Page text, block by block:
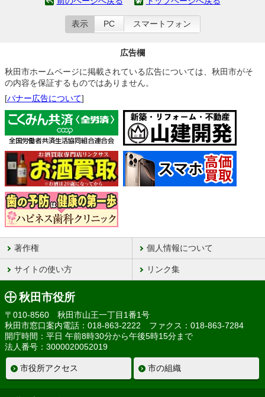
表示 PC スマートフォン
広告欄
秋田市ホームページに掲載されている広告については、秋田市がそ
の内容を保証するものではありません。
[バナー広告について]
著作権 個人情報について
サイトの使い方 リンク集
秋田市役所
〒010-8560 秋田市山王一丁目1番1号
秋田市窓口案内電話：018-863-2222 ファクス：018-863-7284
開庁時間：平日 午前8時30分から午後5時15分まで
法人番号：3000020052019
市役所アクセス 市の組織